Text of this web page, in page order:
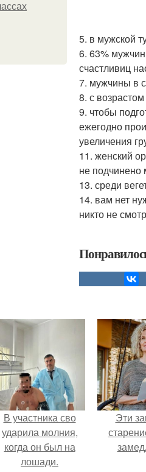
5. в мужской
6. 63%
счастливиц
7. мужчины в
8. с
9. чтобы
ежегодно
увеличения
11. женский
не подчинено
13. среди
14. вам нет
никто не
В участника сво
ударила молния,
когда он был на
лошади.
Эти